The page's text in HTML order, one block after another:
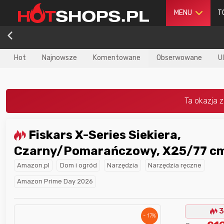
MENU
Hot Najnowsze Komentowane Obserwowane
Czarny/Pomarańczowy, X25/77
Amazon.pl Dom i ogród Narzędzia Narzędzia ręczne
Amazon Prime Day 2026
- 17%
najlepszego
w poprzednim
Nagroda dlanajlepszego
użytkownikaw tym miesiącu: